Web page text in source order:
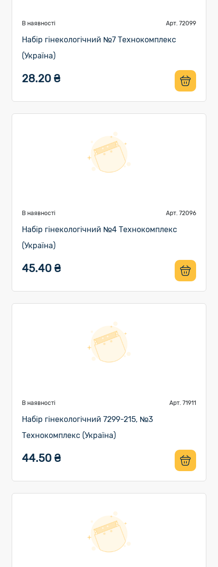
В наявності Арт. 72099
Набір гінекологічний №7 Технокомплекс
(Україна)
28.20 ₴
В наявності Арт. 72096
Набір гінекологічний №4 Технокомплекс
(Україна)
45.40 ₴
В наявності Арт. 71911
Набір гінекологічний 7299-215, №3
Технокомплекс (Україна)
44.50 ₴